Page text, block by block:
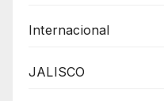
Internacional
JALISCO